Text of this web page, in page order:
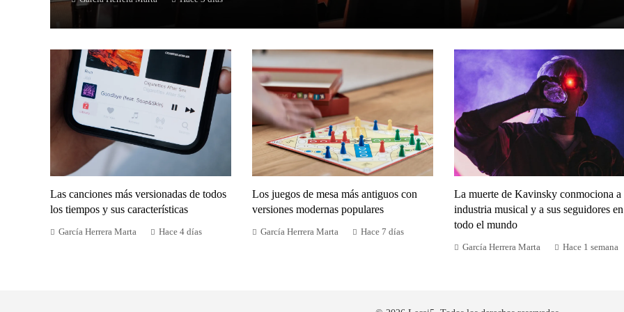
Las canciones más versionadas de todos
los tiempos y sus características
García Herrera Marta Hace 4 días
Los juegos de mesa más antiguos con
versiones modernas populares
García Herrera Marta Hace 7 días
La muerte de Kavinsky conmociona a
industria musical y a sus seguidores en
todo el mundo
García Herrera Marta Hace 1 semana